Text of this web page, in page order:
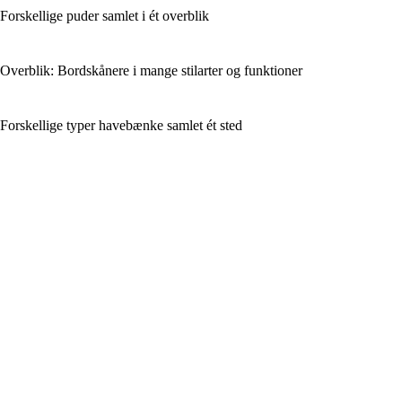
Forskellige puder samlet i ét overblik
Overblik: Bordskånere i mange stilarter og funktioner
Forskellige typer havebænke samlet ét sted